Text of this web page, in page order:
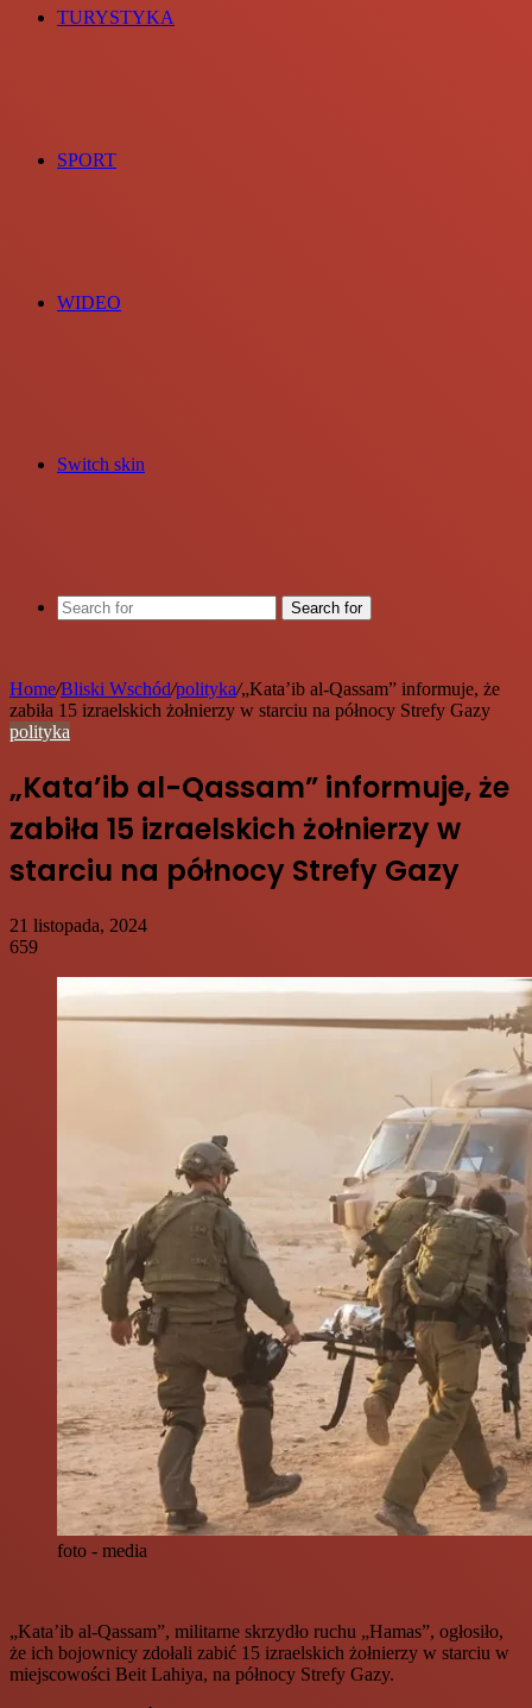
TURYSTYKA
SPORT
WIDEO
Switch skin
Search for
Home/Bliski Wschód/polityka/„Kata’ib al-Qassam” informuje, że
zabiła 15 izraelskich żołnierzy w starciu na północy Strefy Gazy
polityka
„Kata’ib al-Qassam” informuje, że
zabiła 15 izraelskich żołnierzy w
starciu na północy Strefy Gazy
21 listopada, 2024
659
foto - media
„Kata’ib al-Qassam”, militarne skrzydło ruchu „Hamas”, ogłosiło,
że ich bojownicy zdołali zabić 15 izraelskich żołnierzy w starciu w
miejscowości Beit Lahiya, na północy Strefy Gazy.